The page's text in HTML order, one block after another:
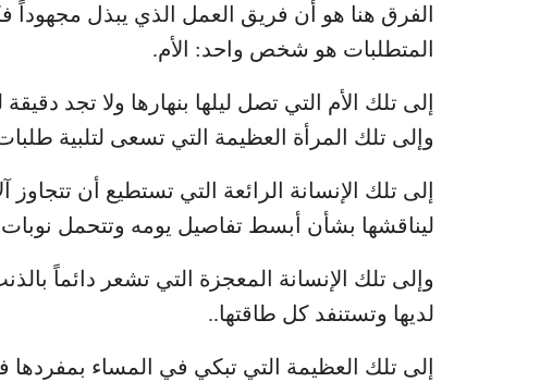
الفرق هنا هو أن فريق العمل الذي يبذل مجهوداً
المتطلبات هو شخص واحد: الأم.
إلى تلك الأم التي تصل ليلها بنهارها ولا تجد
وإلى تلك المرأة العظيمة التي تسعى لتلبية
إلى تلك الإنسانة الرائعة التي تستطيع أن
ليناقشها بشأن أبسط تفاصيل يومه وتتحمل
وإلى تلك الإنسانة المعجزة التي تشعر دائماً
لديها وتستنفد كل طاقتها..
إلى تلك العظيمة التي تبكي في المساء بمفردها